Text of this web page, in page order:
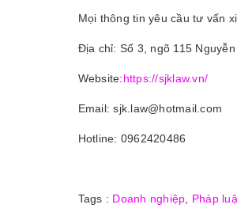
Mọi thông tin yêu cầu tư vấn
Địa chỉ: Số 3, ngõ 115
Website:https://sjklaw.vn/
Email: sjk.law@hotmail.com
Hotline: 0962420486
Tags : Doanh nghiệp Pháp